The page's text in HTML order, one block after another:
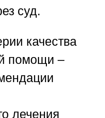
суд.
качества
помощи –
лечения